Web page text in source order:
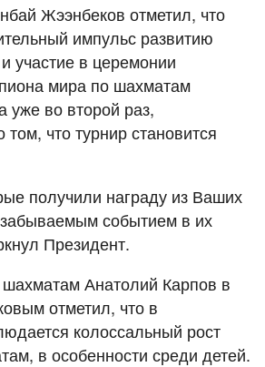
Жээнбеков отметил, что
импульс развитию
участие в церемонии
мира по шахматам
уже во второй раз,
том, что турнир становится
получили награду из Ваших
событием в их
Президент.
Анатолий Карпов в
отметил, что в
колоссальный рост
в особенности среди детей.